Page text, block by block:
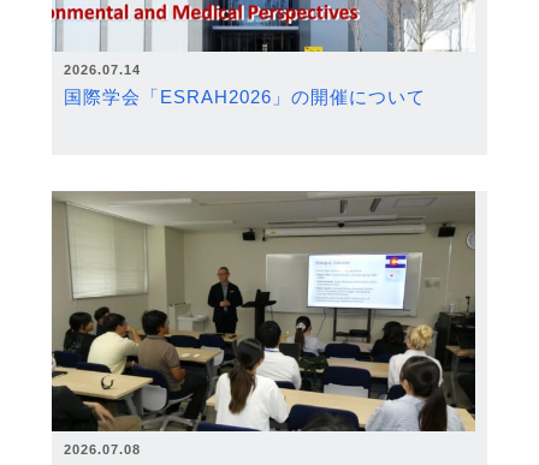
2026.07.14
国際学会「ESRAH2026」の開催について
2026.07.08